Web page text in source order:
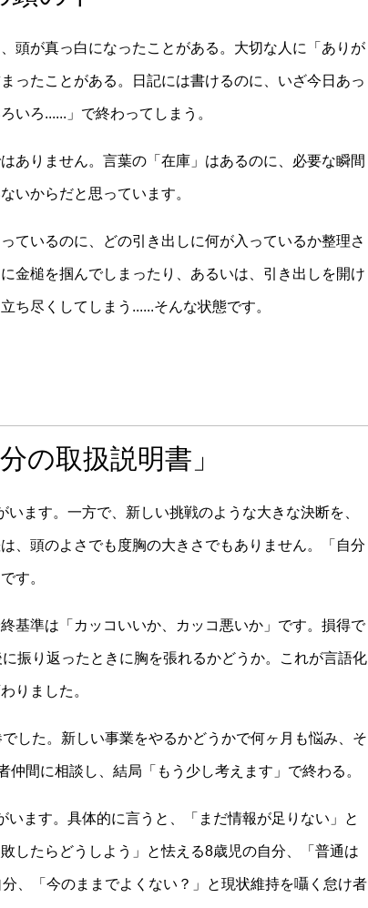
頭が真っ白になったことがある。大切な人に「ありが
ったことがある。日記には書けるのに、いざ今日あっ
いろ......」で終わってしまう。
ありません。言葉の「在庫」はあるのに、必要な瞬間
いからだと思っています。
ているのに、どの引き出しに何が入っているか整理さ
金槌を掴んでしまったり、あるいは、引き出しを開け
ち尽くしてしまう......そんな状態です。
の取扱説明書」
ます。一方で、新しい挑戦のような大きな決断を、
、頭のよさでも度胸の大きさでもありません。「自分
す。
基準は「カッコいいか、カッコ悪いか」です。損得で
振り返ったときに胸を張れるかどうか。これが言語化
りました。
した。新しい事業をやるかどうかで何ヶ月も悩み、そ
間に相談し、結局「もう少し考えます」で終わる。
ます。具体的に言うと、「まだ情報が足りない」と
したらどうしよう」と怯える8歳児の自分、「普通は
、「今のままでよくない？」と現状維持を囁く怠け者